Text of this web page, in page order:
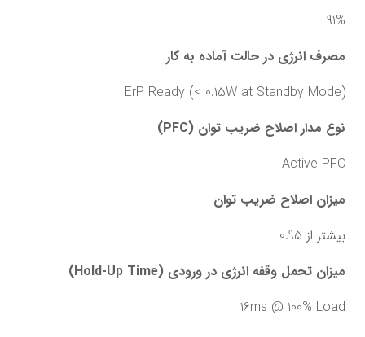
91%
مصرف انرژی در حالت آماده به کار
(ErP Ready (< 0.15W at Standby Mode
نوع مدار اصلاح ضریب توان (PFC)
Active PFC
میزان اصلاح ضریب توان
بیشتر از 0.95
میزان تحمل وقفه انرژی در ورودی (Hold-Up Time)
16ms @ 100% Load